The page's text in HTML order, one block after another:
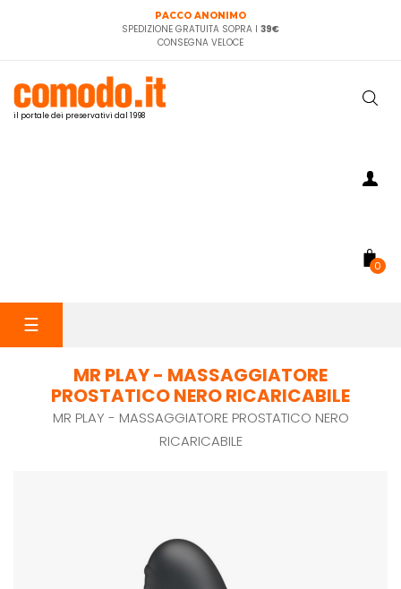
PACCO ANONIMO
SPEDIZIONE GRATUITA SOPRA I 39€
CONSEGNA VELOCE
il portale dei preservativi dal 1998
0
navigazione
☰
MR PLAY - MASSAGGIATORE
PROSTATICO NERO RICARICABILE
MR PLAY - MASSAGGIATORE PROSTATICO NERO
RICARICABILE